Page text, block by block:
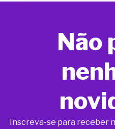
Não
Inscreva-se para receber